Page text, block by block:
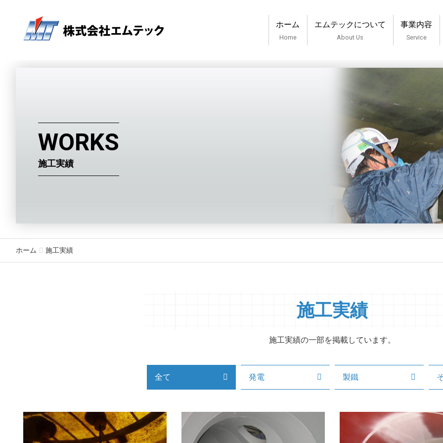
ホーム
Home
エムテックについて
About Us
事業内容
Service
WORKS
施工実績
ホーム 施工実績
施工実績
施工実績の一部を掲載しています。
全て 発電 製鐵